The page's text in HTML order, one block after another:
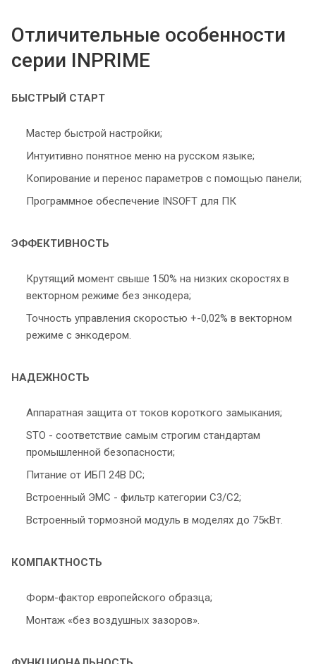
Отличительные особенности
серии INPRIME
БЫСТРЫЙ СТАРТ
Мастер быстрой настройки;
Интуитивно понятное меню на русском языке;
Копирование и перенос параметров с помощью панели;
Программное обеспечение INSOFT для ПК
ЭФФЕКТИВНОСТЬ
Крутящий момент свыше 150% на низких скоростях в
векторном режиме без энкодера;
Точность управления скоростью +-0,02% в векторном
режиме с энкодером.
НАДЕЖНОСТЬ
Аппаратная защита от токов короткого замыкания;
STO - соответствие самым строгим стандартам
промышленной безопасности;
Питание от ИБП 24В DC;
Встроенный ЭМС - фильтр категории С3/С2;
Встроенный тормозной модуль в моделях до 75кВт.
КОМПАКТНОСТЬ
Форм-фактор европейского образца;
Монтаж «без воздушных зазоров».